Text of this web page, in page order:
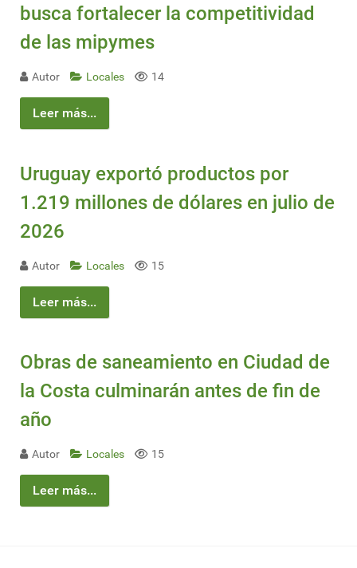
busca fortalecer la competitividad
de las mipymes
Autor Locales 14
Leer más...
Uruguay exportó productos por
1.219 millones de dólares en julio de
2026
Autor Locales 15
Leer más...
Obras de saneamiento en Ciudad de
la Costa culminarán antes de fin de
año
Autor Locales 15
Leer más...